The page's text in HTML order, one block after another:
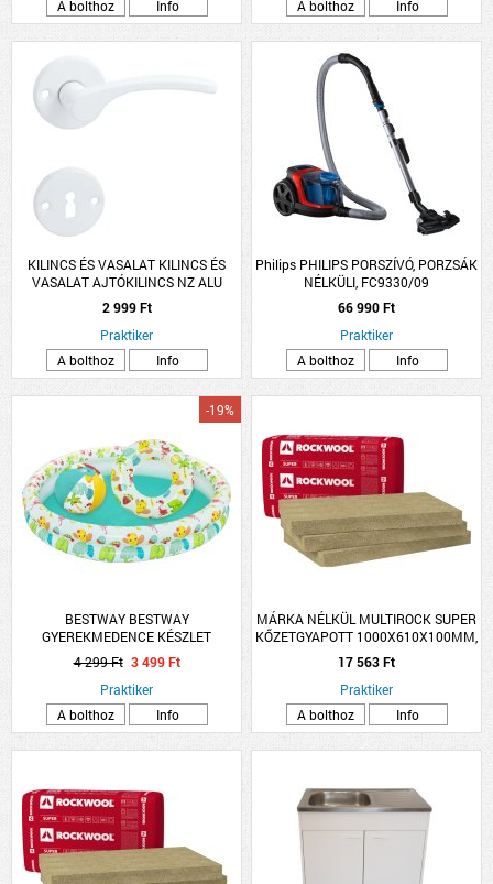
A bolthoz
Info
A bolthoz
Info
KILINCS ÉS VASALAT KILINCS ÉS
VASALAT AJTÓKILINCS NZ ALU
FEHÉR LANA ROZETTÁS
2 999 Ft
Praktiker
A bolthoz
Info
Philips PHILIPS PORSZÍVÓ, PORZSÁK
NÉLKÜLI, FC9330/09
66 990 Ft
Praktiker
A bolthoz
Info
BESTWAY BESTWAY
GYEREKMEDENCE KÉSZLET
122X20CM
-19%
4 299 Ft 3 499 Ft
Praktiker
A bolthoz
Info
MÁRKA NÉLKÜL MULTIROCK SUPER
KŐZETGYAPOTT 1000X610X100MM,
0.039W/M-K
17 563 Ft
Praktiker
A bolthoz
Info